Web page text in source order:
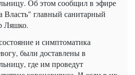
Об этом сообщил в эфире
главный санитарный
Ляшко.
и симптоматика
были доставлены в
где им проведут